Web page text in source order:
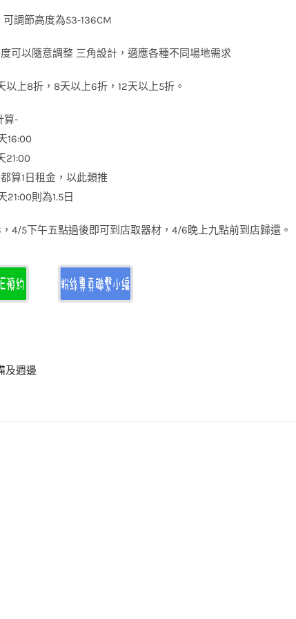
調節高度為53-136CM
可以隨意調整 三角設計，適應各種不同場地需求
以上8折，8天以上6折，12天以上5折。
算-
16:00
21:00
算1日租金，以此類推
21:00則為1.5日
4/5下午五點過後即可到店取器材，4/6晚上九點前到店歸還。
及週邊